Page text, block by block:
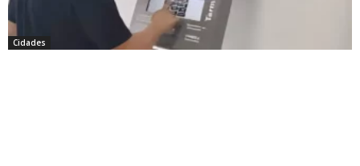
Cidades